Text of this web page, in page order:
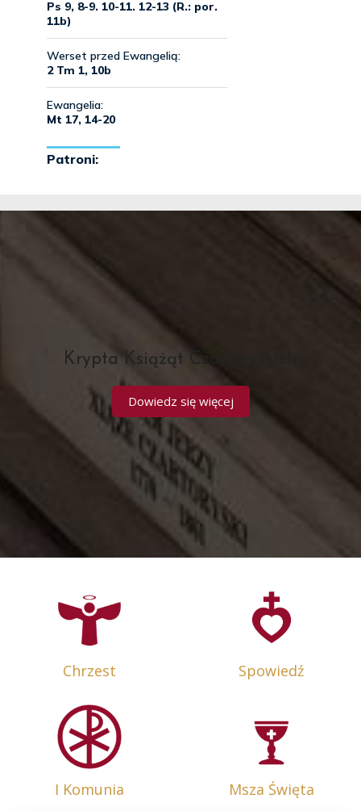
Krypta Książąt Czartoryskich
Dowiedz się więcej
Chrzest Spowiedź
I Komunia Msza Święta